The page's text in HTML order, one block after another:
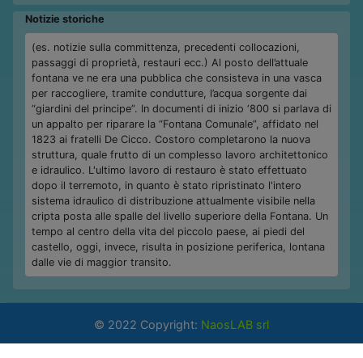
Notizie storiche
(es. notizie sulla committenza, precedenti collocazioni,
passaggi di proprietà, restauri ecc.) Al posto dell’attuale
fontana ve ne era una pubblica che consisteva in una vasca
per raccogliere, tramite condutture, l’acqua sorgente dai
“giardini del principe”. In documenti di inizio ‘800 si parlava di
un appalto per riparare la “Fontana Comunale”, affidato nel
1823 ai fratelli De Cicco. Costoro completarono la nuova
struttura, quale frutto di un complesso lavoro architettonico
e idraulico. L'ultimo lavoro di restauro è stato effettuato
dopo il terremoto, in quanto è stato ripristinato l'intero
sistema idraulico di distribuzione attualmente visibile nella
cripta posta alle spalle del livello superiore della Fontana. Un
tempo al centro della vita del piccolo paese, ai piedi del
castello, oggi, invece, risulta in posizione periferica, lontana
dalle vie di maggior transito.
© 2022 Copyright: NaosLAB srl